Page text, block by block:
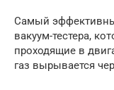
Самый
вакуум-тестера,
проходящие в
газ вырывается